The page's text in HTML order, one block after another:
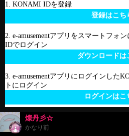
1. KONAMI IDを登録
登録はこち
2. e-amusementアプリをスマートフォ
IDでログイン
ダウンロードは
3. e-amusementアプリにログインした
トにログイン
ログインはこ
燦丹彡☆
かなり前